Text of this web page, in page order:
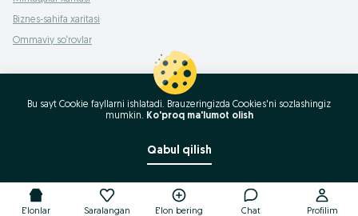
Biznes-sahifa xaritasi
Ommaviy so‘rovlar
E'lonlar Saralangan E'lon bering Chat Profilim
Bu sayt Cookie fayllarni ishlatadi. Brauzeringizda Cookies'ni sozlashingiz
mumkin. Ko'proq ma'lumot olish
Qabul qilish